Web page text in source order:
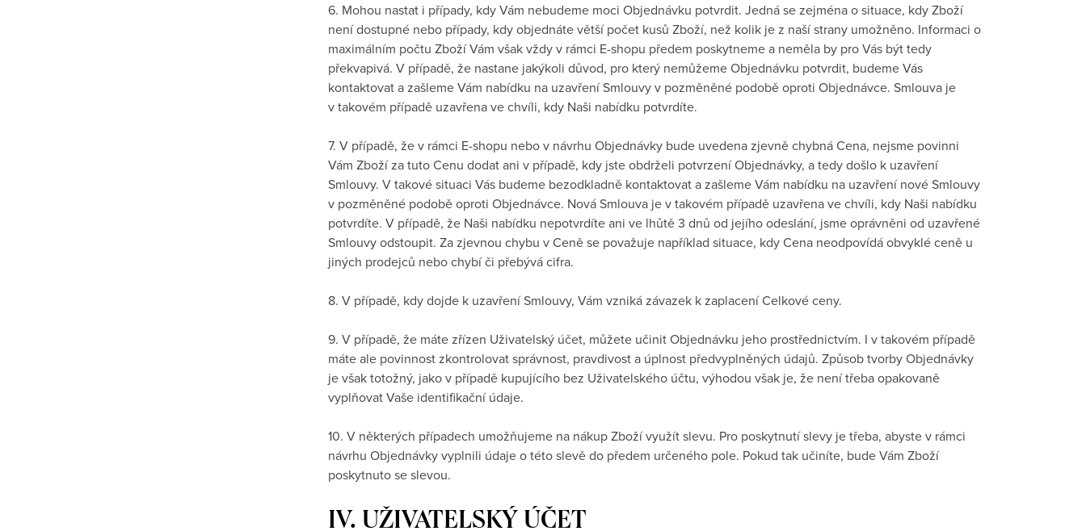
6. Mohou nastat i případy, kdy Vám nebudeme moci Objednávku potvrdit. Jedná se zejména o situace, kdy Zboží
není dostupné nebo případy, kdy objednáte větší počet kusů Zboží, než kolik je z naší strany umožněno. Informaci o
maximálním počtu Zboží Vám však vždy v rámci E-shopu předem poskytneme a neměla by pro Vás být tedy
překvapivá. V případě, že nastane jakýkoli důvod, pro který nemůžeme Objednávku potvrdit, budeme Vás
kontaktovat a zašleme Vám nabídku na uzavření Smlouvy v pozměněné podobě oproti Objednávce. Smlouva je
v takovém případě uzavřena ve chvíli, kdy Naši nabídku potvrdíte.
7. V případě, že v rámci E-shopu nebo v návrhu Objednávky bude uvedena zjevně chybná Cena, nejsme povinni
Vám Zboží za tuto Cenu dodat ani v případě, kdy jste obdrželi potvrzení Objednávky, a tedy došlo k uzavření
Smlouvy. V takové situaci Vás budeme bezodkladně kontaktovat a zašleme Vám nabídku na uzavření nové Smlouvy
v pozměněné podobě oproti Objednávce. Nová Smlouva je v takovém případě uzavřena ve chvíli, kdy Naši nabídku
potvrdíte. V případě, že Naši nabídku nepotvrdíte ani ve lhůtě 3 dnů od jejího odeslání, jsme oprávněni od uzavřené
Smlouvy odstoupit. Za zjevnou chybu v Ceně se považuje například situace, kdy Cena neodpovídá obvyklé ceně u
jiných prodejců nebo chybí či přebývá cifra.
8. V případě, kdy dojde k uzavření Smlouvy, Vám vzniká závazek k zaplacení Celkové ceny.
9. V případě, že máte zřízen Uživatelský účet, můžete učinit Objednávku jeho prostřednictvím. I v takovém případě
máte ale povinnost zkontrolovat správnost, pravdivost a úplnost předvyplněných údajů. Způsob tvorby Objednávky
je však totožný, jako v případě kupujícího bez Uživatelského účtu, výhodou však je, že není třeba opakovaně
vyplňovat Vaše identifikační údaje.
10. V některých případech umožňujeme na nákup Zboží využít slevu. Pro poskytnutí slevy je třeba, abyste v rámci
návrhu Objednávky vyplnili údaje o této slevě do předem určeného pole. Pokud tak učiníte, bude Vám Zboží
poskytnuto se slevou.
IV. UŽIVATELSKÝ ÚČET